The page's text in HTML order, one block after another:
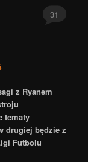
31
z Ryanem
tematy
drugiej będzie z
Futbolu